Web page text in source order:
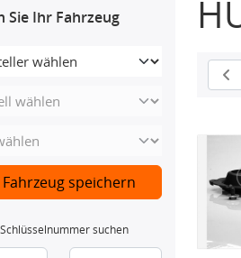
Sie Ihr Fahrzeug
Fahrzeug speichern
suchen